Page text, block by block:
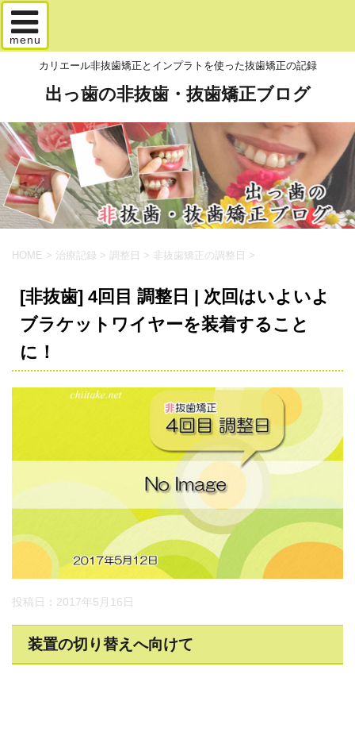
menu
カリエール非抜歯矯正とインプラトを使った抜歯矯正の記録
出っ歯の非抜歯・抜歯矯正ブログ
HOME > 治療記録 > 調整日 > 非抜歯矯正の調整日 >
[非抜歯] 4回目 調整日 | 次回はいよいよ
ブラケットワイヤーを装着すること
に！
投稿日：2017年5月16日
装置の切り替えへ向けて